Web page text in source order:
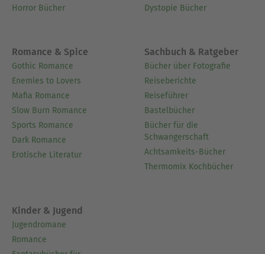
Horror Bücher
Dystopie Bücher
Romance & Spice
Gothic Romance
Enemies to Lovers
Mafia Romance
Slow Burn Romance
Sports Romance
Dark Romance
Erotische Literatur
Sachbuch & Ratgeber
Bücher über Fotografie
Reiseberichte
Reiseführer
Bastelbücher
Bücher für die
Schwangerschaft
Achtsamkeits-Bücher
Thermomix Kochbücher
Kinder & Jugend
Jugendromane
Romance